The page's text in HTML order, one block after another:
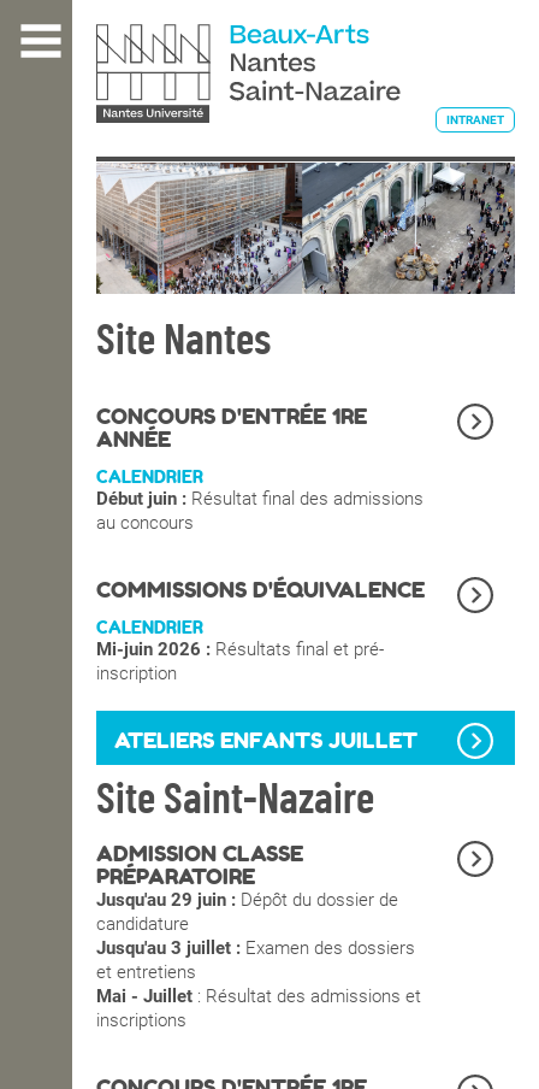
contenu
L'ÉCOLE
ENSEIGNEMENT
INTERNATIONAL
COURS PUBLICS
OPEN SCHOOL
CONTACTS
INTRANET
Site Nantes
CONCOURS D'ENTRÉE 1RE
ANNÉE
CALENDRIER
Début juin : Résultat final des admissions
au concours
COMMISSIONS D'ÉQUIVALENCE
CALENDRIER
Mi-juin 2026 : Résultats final et pré-
inscription
ATELIERS ENFANTS JUILLET
Site Saint-Nazaire
ADMISSION CLASSE
PRÉPARATOIRE
Jusqu'au 29 juin : Dépôt du dossier de
candidature
Jusqu'au 3 juillet : Examen des dossiers
et entretiens
Mai - Juillet : Résultat des admissions et
inscriptions